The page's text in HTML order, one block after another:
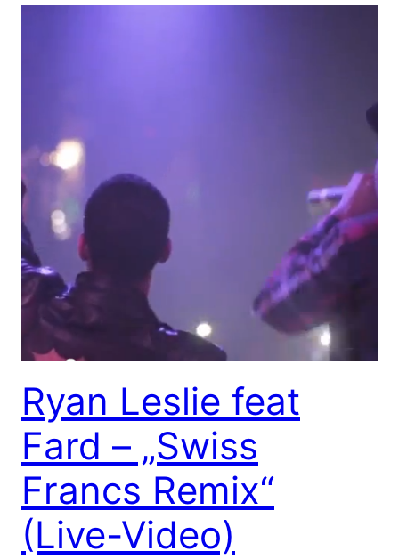
Ryan Leslie feat
Fard – „Swiss
Francs Remix“
(Live-Video)